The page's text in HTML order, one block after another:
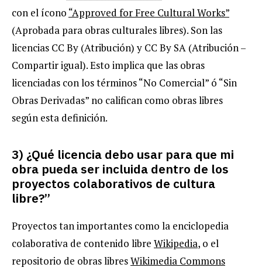
con el ícono “Approved for Free Cultural Works”
(Aprobada para obras culturales libres). Son las
licencias CC By (Atribución) y CC By SA (Atribución –
Compartir igual). Esto implica que las obras
licenciadas con los términos “No Comercial” ó “Sin
Obras Derivadas” no califican como obras libres
según esta definición.
3) ¿Qué licencia debo usar para que mi
obra pueda ser incluida dentro de los
proyectos colaborativos de cultura
libre?”
Proyectos tan importantes como la enciclopedia
colaborativa de contenido libre Wikipedia, o el
repositorio de obras libresWikimedia Commons